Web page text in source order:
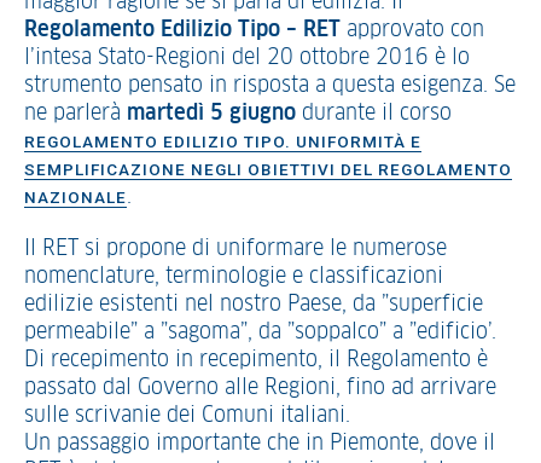
Regolamento Edilizio Tipo – RET
approvato con
l’intesa Stato-Regioni del 20 ottobre 2016 è lo
strumento pensato in risposta a questa esigenza. Se
ne parlerà martedì 5 giugno durante il corso
REGOLAMENTO EDILIZIO TIPO. UNIFORMITÀ E
SEMPLIFICAZIONE NEGLI OBIETTIVI DEL REGOLAMENTO
NAZIONALE.
Il RET si propone di uniformare le numerose
nomenclature, terminologie e classificazioni
edilizie esistenti nel nostro Paese, da ”superficie
permeabile” a ”sagoma”, da ”soppalco” a ”edificio’.
Di recepimento in recepimento, il Regolamento è
passato dal Governo alle Regioni, fino ad arrivare
sulle scrivanie dei Comuni italiani.
Un passaggio importante che in Piemonte, dove il